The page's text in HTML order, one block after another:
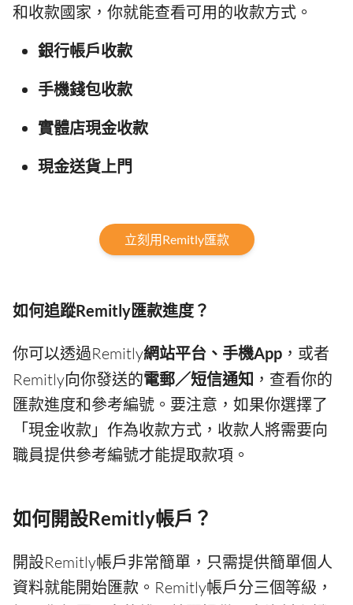
和收款國家，你就能查看可用的收款方式。
銀行帳戶收款
手機錢包收款
實體店現金收款
現金送貨上門
立刻用Remitly匯款
如何追蹤Remitly匯款進度？
你可以透過Remitly網站平台、手機App ，或者
Remitly向你發送的電郵／短信通知 ，查看你的
匯款進度和參考編號。要注意，如果你選擇了
「現金收款」作為收款方式，收款人將需要向
職員提供參考編號才能提取款項。
如何開設Remitly帳戶？
開設Remitly帳戶非常簡單，只需提供簡單個人
資料就能開始匯款。Remitly帳戶分三個等級，